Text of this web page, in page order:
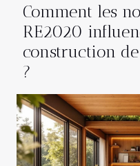
Comment les
RE2020
construction
?